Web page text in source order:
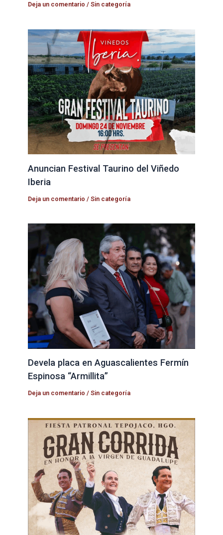
Deja un comentario /Sin categoría
Anuncian Festival Taurino del Viñedo
Iberia
Deja un comentario /Sin categoría
Devela placa en Aguascalientes Fermín
Espinosa “Armillita”
Deja un comentario /Sin categoría